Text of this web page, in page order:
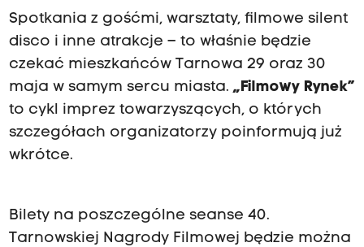
Spotkania z gośćmi, warsztaty, filmowe silent
disco i inne atrakcje – to właśnie będzie
czekać mieszkańców Tarnowa 29 oraz 30
maja w samym sercu miasta. „Filmowy Rynek”
to cykl imprez towarzyszących, o których
szczegółach organizatorzy poinformują już
wkrótce.
Bilety na poszczególne seanse 40.
Tarnowskiej Nagrody Filmowej będzie można